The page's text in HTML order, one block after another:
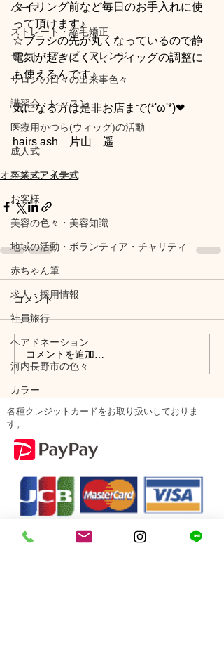
パーマ
ストレート・縮毛矯正
セット・アップ・アレンジ
サロンの日々の出来事色々
講習会・レッスン
医療用かつら(ウィッグ)の活動
成人式
卒業式・入学式
お客様
美容の色々・美容知識
地域の活動・ボランティア・チャリティ
赤ちゃん筆
求人・採用情報
社員旅行
ヘアドネーション
河内長野市の色々
カラー
タイリング前など毎日のお手入れに使
って頂けます♪
☆ブラシの先が丸くなっているので静
電気が起きにくく、ウィッグの調整に
も使えるんです♪
気になる方は是非お店まで(*'ω'*)❤
hairs ash　片山　遥
オススメアイテム
コメント
コメントを追加…
各種クレジットカードをお取り扱いしておりま
す。